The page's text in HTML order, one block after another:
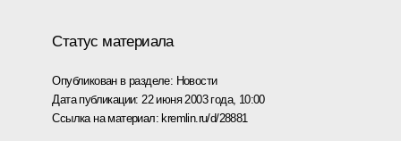
Статус материала
Опубликован в разделе: Новости
Дата публикации: 22 июня 2003 года, 10:00
Ссылка на материал:kremlin.ru/d/28881